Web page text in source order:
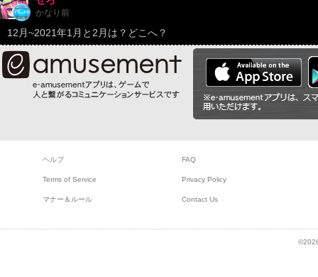
かなり前
12月~2021年1月と2月は？どこへ？
ヘルプ FAQ
Terms of Service Privacy Policy
マナー＆ルール Contact Us